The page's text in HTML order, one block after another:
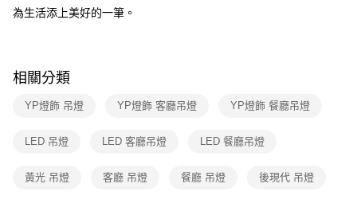
２．訂單成立數日內，您將收到繳費通知簡訊。
ATM／網路銀行／等多元方式進行付款，方視為交易完成。
後付繳納相關費用。
是否繳費成功／繳費後需取消欲退款等相關疑問，請聯繫「AFTEE先享後付
新竹貨運宅配
為生活添上美好的一筆。
相關分類
YP燈飾 吊燈 YP燈飾 客廳吊燈 YP燈飾 餐廳吊燈
LED 吊燈 LED 客廳吊燈 LED 餐廳吊燈
黃光 吊燈 客廳 吊燈 餐廳 吊燈 後現代 吊燈